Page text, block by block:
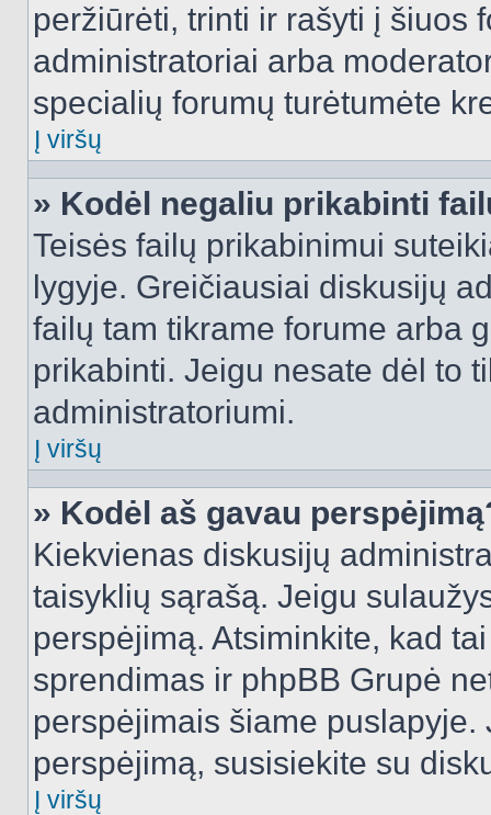
peržiūrėti, trinti ir rašyti į šiuos
administratoriai arba
specialių forumų turėtumėte
Į viršų
» Kodėl negaliu prikabinti
Teisės failų prikabinimui
lygyje. Greičiausiai diskusijų
failų tam tikrame forume arba
prikabinti. Jeigu nesate dėl to
administratoriumi.
Į viršų
» Kodėl aš gavau
Kiekvienas diskusijų
taisyklių sąrašą. Jeigu
perspėjimą. Atsiminkite, kad
sprendimas ir phpBB Grupė
perspėjimais šiame
perspėjimą, susisiekite su
Į viršų